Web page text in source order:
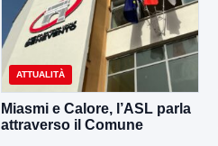
ATTUALITÀ
Miasmi e Calore, l’ASL parla
attraverso il Comune